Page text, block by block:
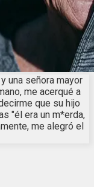
una señora mayor
me acerqué a
que su hijo
"él era un m*erda,
me alegró el